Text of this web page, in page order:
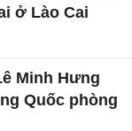
ở Lào Cai
Minh Hưng
Quốc phòng